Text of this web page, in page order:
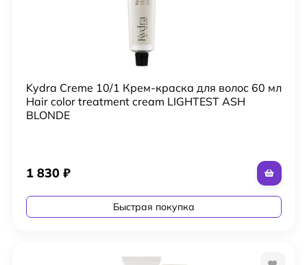
Kydra Creme 10/1 Крем-краска для волос 60 мл
Hair color treatment cream LIGHTEST ASH
BLONDE
1 830 ₽
Быстрая покупка